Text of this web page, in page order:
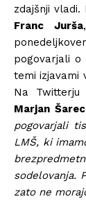
zdajšnji
Franc Jurša
pogovarjali o
temi izjavami
Na
Marjan Šarec
pogovarjali
LMŠ, ki
sodelovanja.
zato ne